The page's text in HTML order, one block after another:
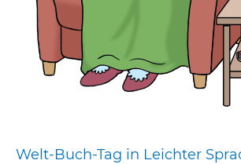
Welt-Buch-Tag in Leichter